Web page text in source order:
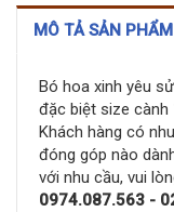
MÔ TẢ SẢN PHẨM
Bó hoa xinh yêu
đặc biệt size cành
Khách hàng có
đóng góp nào
với nhu cầu, vui
0974.087.563 -